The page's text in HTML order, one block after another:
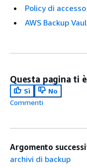
Policy di
AWS Backup
Questa pagina ti
Sì
No
Commenti
Argomento
archivi di backup